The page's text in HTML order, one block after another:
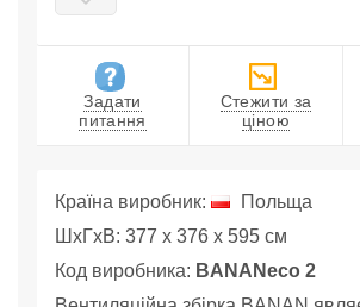
Задати
питання
Стежити за
ціною
Країна виробник:
Польща
ШхГхВ: 377 x 376 x 595 см
Код виробника: BANANесо 2